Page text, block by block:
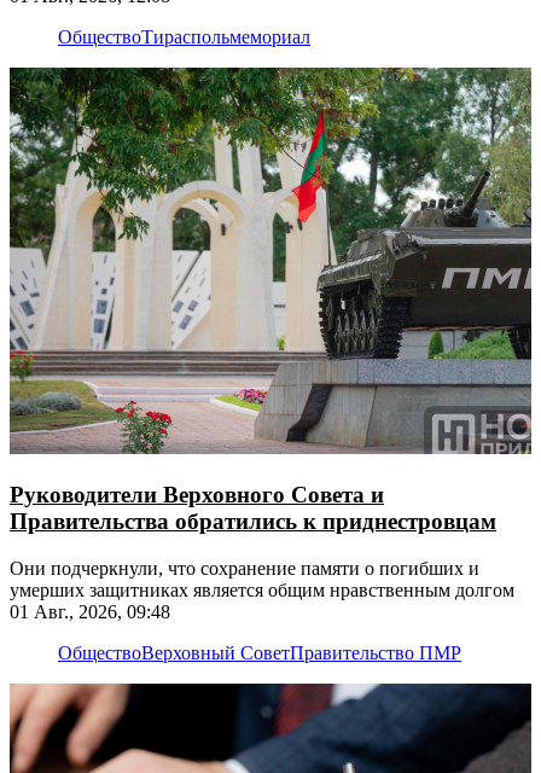
ОбществоТираспольмемориал
Руководители Верховного Совета и
Правительства обратились к приднестровцам
Они подчеркнули, что сохранение памяти о погибших и
умерших защитниках является общим нравственным долгом
01 Авг., 2026, 09:48
ОбществоВерховный СоветПравительство ПМР